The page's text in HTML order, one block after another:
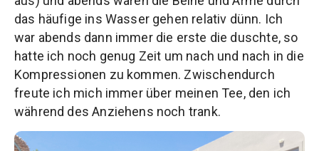
das häufige ins Wasser gehen relativ dünn. Ich
war abends dann immer die erste die duschte, so
hatte ich noch genug Zeit um nach und nach in die
Kompressionen zu kommen. Zwischendurch
freute ich mich immer über meinen Tee, den ich
während des Anziehens noch trank.